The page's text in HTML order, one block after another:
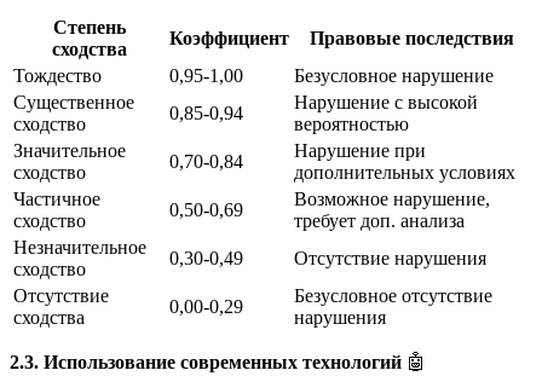
Степень
сходства
Коэффициент
Правовые последствия
Тождество
0,95-1,00
Безусловное нарушение
Существенное
сходство
0,85-0,94
Нарушение с высокой
вероятностью
Значительное
сходство
0,70-0,84
Нарушение при
дополнительных условиях
Частичное
сходство
0,50-0,69
Возможное нарушение,
требует доп. анализа
Незначительное
сходство
0,30-0,49
Отсутствие нарушения
Отсутствие
сходства
0,00-0,29
Безусловное отсутствие
нарушения
2.3. Использование современных технологий 🤖